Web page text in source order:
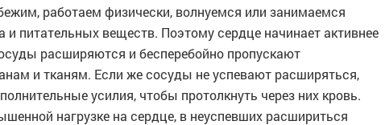
работаем физически, волнуемся или занимаемся
питательных веществ. Поэтому сердце начинает активнее
расширяются и бесперебойно пропускают
и тканям. Если же сосуды не успевают расширяться,
усилия, чтобы протолкнуть через них кровь.
нагрузке на сердце, в неуспевших расшириться